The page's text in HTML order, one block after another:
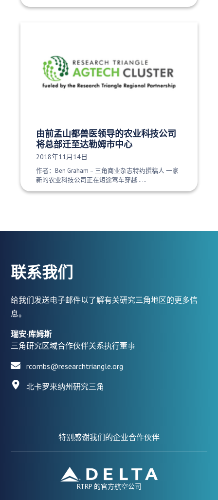
由前孟山都兽医领导的农业科技公司
将总部迁至达勒姆市中心
发布日期：
2018年11月14日
作者：Ben Graham – 三角商业杂志特约撰稿人 一家
新的农业科技公司正在短途驾车穿越……
联系我们
给我们发送电子邮件以了解有关研究三角地区的更多信
息。
瑞安·库姆斯
三角研究区域合作伙伴关系执行董事
rcombs@researchtriangle.org
北卡罗来纳州研究三角
特别感谢我们的企业合作伙伴
RTRP 的官方航空公司